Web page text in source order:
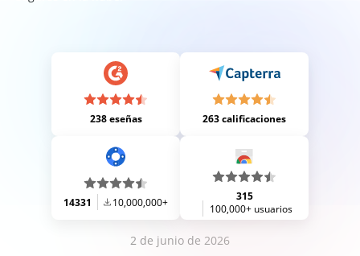
238 eseñas 263 calificaciones
14331 10,000,000+
315
100,000+ usuarios
2 de junio de 2026